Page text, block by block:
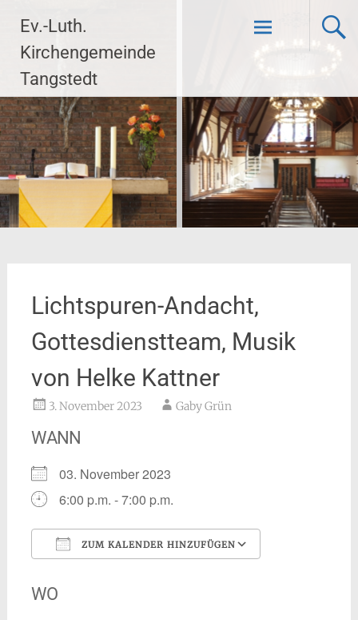
Inhalt
springen
Ev.-Luth.
Kirchengemeinde
Tangstedt
Lichtspuren-Andacht,
Gottesdienstteam, Musik
von Helke Kattner
3. November 2023 Gaby Grün
WANN
03. November 2023
6:00 p.m. - 7:00 p.m.
ZUM KALENDER HINZUFÜGEN
WO